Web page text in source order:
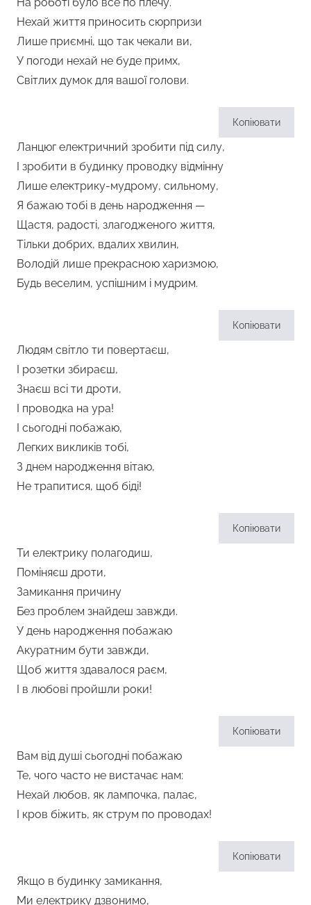
Нехай життя приносить сюрпризи
Лише приємні, що так чекали ви,
У погоди нехай не буде примх,
Світлих думок для вашої голови.
Копіювати
Ланцюг електричний зробити під силу,
І зробити в будинку проводку відмінну
Лише електрику-мудрому, сильному,
Я бажаю тобі в день народження —
Щастя, радості, злагодженого життя,
Тільки добрих, вдалих хвилин,
Володій лише прекрасною харизмою,
Будь веселим, успішним і мудрим.
Копіювати
Людям світло ти повертаєш,
І розетки збираєш,
Знаєш всі ти дроти,
І проводка на ура!
І сьогодні побажаю,
Легких викликів тобі,
З днем народження вітаю,
Не трапитися, щоб біді!
Копіювати
Ти електрику полагодиш,
Поміняєш дроти,
Замикання причину
Без проблем знайдеш завжди.
У день народження побажаю
Акуратним бути завжди,
Щоб життя здавалося раєм,
І в любові пройшли роки!
Копіювати
Вам від душі сьогодні побажаю
Те, чого часто не вистачає нам:
Нехай любов, як лампочка, палає,
І кров біжить, як струм по проводах!
Копіювати
Якщо в будинку замикання,
Ми електрику дзвонимо,